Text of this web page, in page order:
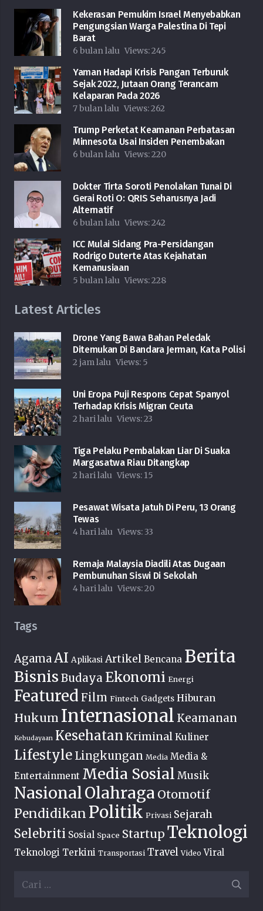
Kekerasan Pemukim Israel Menyebabkan
Pengungsian Warga Palestina Di Tepi
Barat
6 bulan lalu Views:245
Yaman Hadapi Krisis Pangan Terburuk
Sejak 2022, Jutaan Orang Terancam
Kelaparan Pada 2026
7 bulan lalu Views:262
Trump Perketat Keamanan Perbatasan
Minnesota Usai Insiden Penembakan
6 bulan lalu Views:220
Dokter Tirta Soroti Penolakan Tunai Di
Gerai Roti O: QRIS Seharusnya Jadi
Alternatif
6 bulan lalu Views:242
ICC Mulai Sidang Pra-Persidangan
Rodrigo Duterte Atas Kejahatan
Kemanusiaan
5 bulan lalu Views:228
Latest Articles
Drone Yang Bawa Bahan Peledak
Ditemukan Di Bandara Jerman, Kata Polisi
2 jam lalu Views: 5
Uni Eropa Puji Respons Cepat Spanyol
Terhadap Krisis Migran Ceuta
2 hari lalu Views:23
Tiga Pelaku Pembalakan Liar Di Suaka
Margasatwa Riau Ditangkap
2 hari lalu Views: 15
Pesawat Wisata Jatuh Di Peru, 13 Orang
Tewas
4 hari lalu Views: 33
Remaja Malaysia Diadili Atas Dugaan
Pembunuhan Siswi Di Sekolah
4 hari lalu Views:20
Tags
AgamaAI Aplikasi Artikel Bencana Berita
Bisnis Budaya Ekonomi Energi
Featured Film Fintech Gadgets Hiburan
Hukum Internasional Keamanan
Kebudayaan Kesehatan Kriminal Kuliner
Lifestyle Lingkungan Media Media &
Entertainment Media Sosial Musik
NasionalOlahraga Otomotif
Pendidikan Politik Privasi Sejarah
Selebriti Sosial Space Startup Teknologi
Teknologi Terkini Transportasi Travel Video Viral
Cari